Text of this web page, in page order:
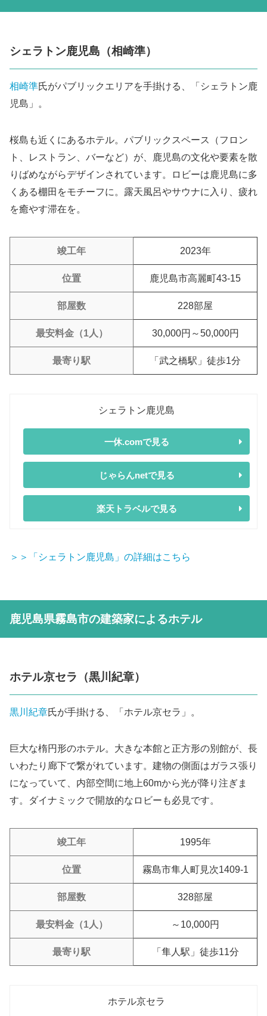
シェラトン鹿児島（相崎準）
相崎準氏がパブリックエリアを手掛ける、「シェラトン鹿
児島」。
桜島も近くにあるホテル。パブリックスペース（フロン
ト、レストラン、バーなど）が、鹿児島の文化や要素を散
りばめながらデザインされています。ロビーは鹿児島に多
くある棚田をモチーフに。露天風呂やサウナに入り、疲れ
を癒やす滞在を。
竣工年 2023年
位置 鹿児島市高麗町43-15
部屋数 228部屋
最安料金（1人） 30,000円～50,000円
最寄り駅 「武之橋駅」徒歩1分
シェラトン鹿児島
一休.comで見る
じゃらんnetで見る
楽天トラベルで見る
＞＞「シェラトン鹿児島」の詳細はこちら
鹿児島県霧島市の建築家によるホテル
ホテル京セラ（黒川紀章）
黒川紀章氏が手掛ける、「ホテル京セラ」。
巨大な楕円形のホテル。大きな本館と正方形の別館が、長
いわたり廊下で繋がれています。建物の側面はガラス張り
になっていて、内部空間に地上60mから光が降り注ぎま
す。ダイナミックで開放的なロビーも必見です。
竣工年 1995年
位置 霧島市隼人町見次1409-1
部屋数 328部屋
最安料金（1人） ～10,000円
最寄り駅 「隼人駅」徒歩11分
ホテル京セラ